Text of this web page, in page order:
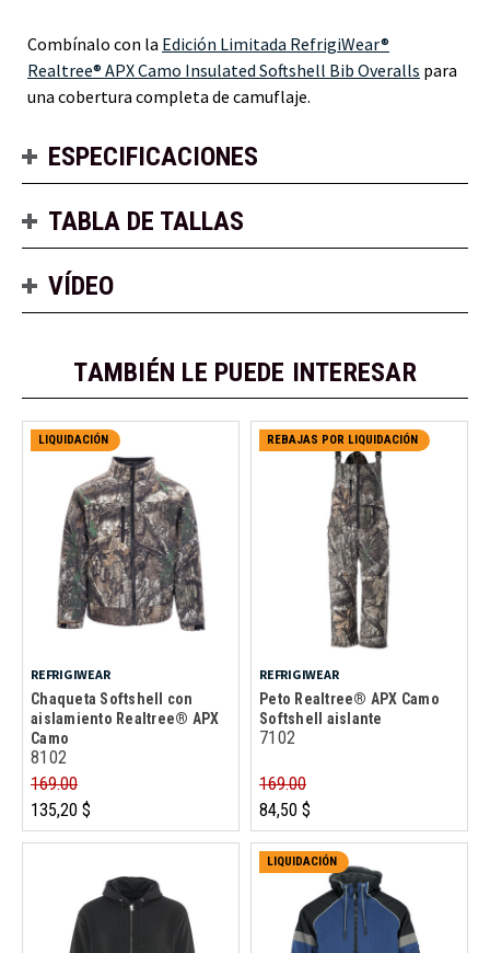
Combínalo con la Edición Limitada RefrigiWear®
Realtree® APX Camo Insulated Softshell Bib Overalls para
una cobertura completa de camuflaje.
ESPECIFICACIONES
TABLA DE TALLAS
VÍDEO
TAMBIÉN LE PUEDE INTERESAR
LIQUIDACIÓN
REFRIGIWEAR
Chaqueta Softshell con
aislamiento Realtree® APX
Camo
8102
169.00
135,20 $
REBAJAS POR LIQUIDACIÓN
REFRIGIWEAR
Peto Realtree® APX Camo
Softshell aislante
7102
169.00
84,50 $
LIQUIDACIÓN